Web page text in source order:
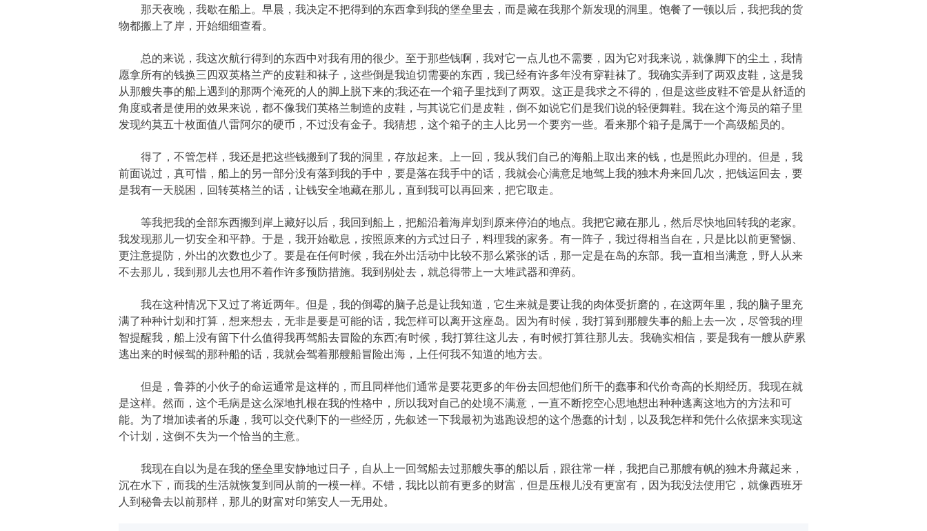
那天夜晚，我歇在船上。早晨，我决定不把得到的东西拿到我的堡垒里去，而是藏在我那个新发现的洞里。饱餐了一顿以后，我把我的货
物都搬上了岸，开始细细查看。
总的来说，我这次航行得到的东西中对我有用的很少。至于那些钱啊，我对它一点儿也不需要，因为它对我来说，就像脚下的尘土，我情
愿拿所有的钱换三四双英格兰产的皮鞋和袜子，这些倒是我迫切需要的东西，我已经有许多年没有穿鞋袜了。我确实弄到了两双皮鞋，这是我
从那艘失事的船上遇到的那两个淹死的人的脚上脱下来的;我还在一个箱子里找到了两双。这正是我求之不得的，但是这些皮鞋不管是从舒适的
角度或者是使用的效果来说，都不像我们英格兰制造的皮鞋，与其说它们是皮鞋，倒不如说它们是我们说的轻便舞鞋。我在这个海员的箱子里
发现约莫五十枚面值八雷阿尔的硬币，不过没有金子。我猜想，这个箱子的主人比另一个要穷一些。看来那个箱子是属于一个高级船员的。
得了，不管怎样，我还是把这些钱搬到了我的洞里，存放起来。上一回，我从我们自己的海船上取出来的钱，也是照此办理的。但是，我
前面说过，真可惜，船上的另一部分没有落到我的手中，要是落在我手中的话，我就会心满意足地驾上我的独木舟来回几次，把钱运回去，要
是我有一天脱困，回转英格兰的话，让钱安全地藏在那儿，直到我可以再回来，把它取走。
等我把我的全部东西搬到岸上藏好以后，我回到船上，把船沿着海岸划到原来停泊的地点。我把它藏在那儿，然后尽快地回转我的老家。
我发现那儿一切安全和平静。于是，我开始歇息，按照原来的方式过日子，料理我的家务。有一阵子，我过得相当自在，只是比以前更警惕、
更注意提防，外出的次数也少了。要是在任何时候，我在外出活动中比较不那么紧张的话，那一定是在岛的东部。我一直相当满意，野人从来
不去那儿，我到那儿去也用不着作许多预防措施。我到别处去，就总得带上一大堆武器和弹药。
我在这种情况下又过了将近两年。但是，我的倒霉的脑子总是让我知道，它生来就是要让我的肉体受折磨的，在这两年里，我的脑子里充
满了种种计划和打算，想来想去，无非是要是可能的话，我怎样可以离开这座岛。因为有时候，我打算到那艘失事的船上去一次，尽管我的理
智提醒我，船上没有留下什么值得我再驾船去冒险的东西;有时候，我打算往这儿去，有时候打算往那儿去。我确实相信，要是我有一艘从萨累
逃出来的时候驾的那种船的话，我就会驾着那艘船冒险出海，上任何我不知道的地方去。
但是，鲁莽的小伙子的命运通常是这样的，而且同样他们通常是要花更多的年份去回想他们所干的蠢事和代价奇高的长期经历。我现在就
是这样。然而，这个毛病是这么深地扎根在我的性格中，所以我对自己的处境不满意，一直不断挖空心思地想出种种逃离这地方的方法和可
能。为了增加读者的乐趣，我可以交代剩下的一些经历，先叙述一下我最初为逃跑设想的这个愚蠢的计划，以及我怎样和凭什么依据来实现这
个计划，这倒不失为一个恰当的主意。
我现在自以为是在我的堡垒里安静地过日子，自从上一回驾船去过那艘失事的船以后，跟往常一样，我把自己那艘有帆的独木舟藏起来，
沉在水下，而我的生活就恢复到同从前的一模一样。不错，我比以前有更多的财富，但是压根儿没有更富有，因为我没法使用它，就像西班牙
人到秘鲁去以前那样，那儿的财富对印第安人一无用处。